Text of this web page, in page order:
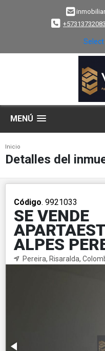
MENÚ
Inicio
Detalles del
Código. 9921033
SE VENDE
ALPES
Pereira, Risaralda,